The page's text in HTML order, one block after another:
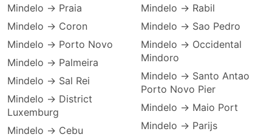
Mindelo → Praia
Mindelo → Coron
Mindelo → Porto Novo
Mindelo → Palmeira
Mindelo → Sal Rei
Mindelo → District
Luxemburg
Mindelo → Cebu
Mindelo → Rabil
Mindelo → Sao Pedro
Mindelo → Occidental
Mindoro
Mindelo → Santo Antao
Porto Novo Pier
Mindelo → Maio Port
Mindelo → Parijs